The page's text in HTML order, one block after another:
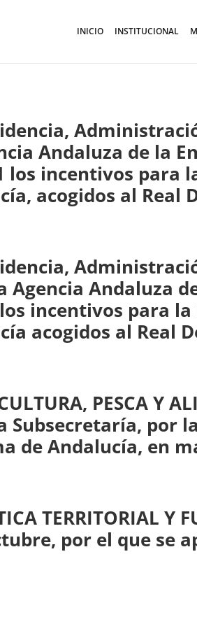
INICIO INSTITUCIONAL
Andaluza de la
los incentivos
acogidos al Real
Agencia Andaluza
los incentivos para
acogidos al Real
PESCA Y
Subsecretaría, por
de Andalucía, en
TERRITORIAL Y
por el que se